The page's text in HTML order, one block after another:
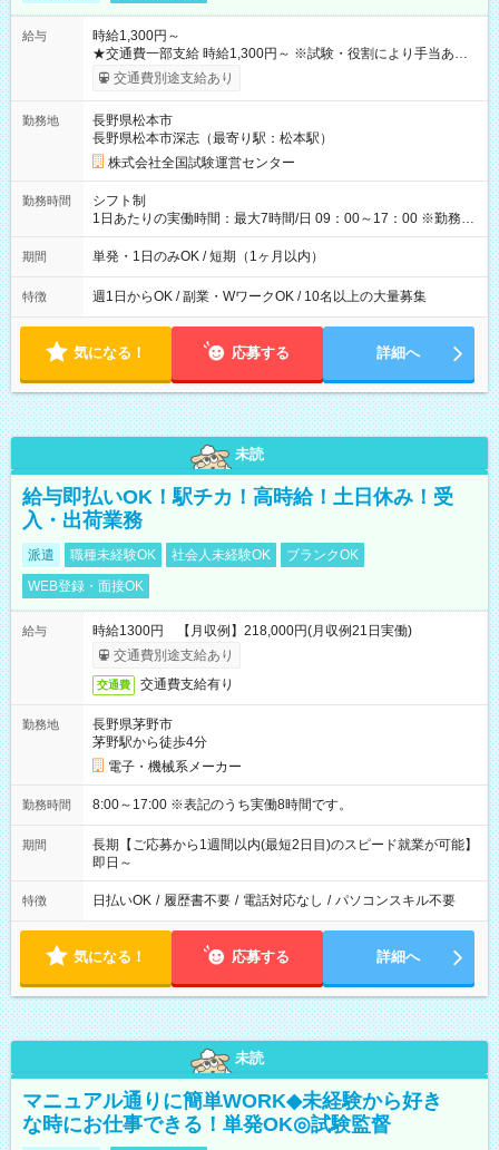
給与
時給1,300円～
★交通費一部支給 時給1,300円～ ※試験・役割により手当あり
※勤務回数により昇給あり 【即給（前払い）オプションあ
り！】 希望される場合、勤務から1週間ほどで給与の一部を受け
例】 ・河合塾模擬試験 8:30～17:30（休憩1時間） 時給1,300円
×8時間＝日収10,400円＋交通費 ※当日の役割により時給＋100
円の場合あり ・国家試験 7:00～13:30（休憩なし） 時給1,300
円（役割手当＋100円）×6時間＝日収8,400円＋交通費 【試用期
間】試用期間なし
交通費別途支給あり
勤務地
長野県松本市
長野県松本市深志（最寄り駅：松本駅）
株式会社全国試験運営センター
勤務時間
シフト制
1日あたりの実働時間：最大7時間/日 09：00～17：00 ※勤務時
間は 試験により異なります。
期間 単発・1日のみOK / 短期（1ヶ月以内）
特徴 週1日からOK / 副業・WワークOK / 10名以上の大量募集
気になる！ 応募する 詳細へ
未読
給与即払いOK！駅チカ！高時給！土日休み！受
入・出荷業務
派遣 職種未経験OK 社会人未経験OK
ブランクOK
WEB登録・面接OK
給与
時給1300円 【月収例】218,000円(月収例21日実働)
交通費別途支給あり
交通費 交通費支給有り
勤務地
長野県茅野市
茅野駅から徒歩4分
電子・機械系メーカー
勤務時間 8:00～17:00 ※表記のうち実働8時間です。
期間
長期【ご応募から1週間以内(最短2日目)のスピード就業が可能】
即日～
特徴 日払いOK / 履歴書不要 / 電話対応なし / パソコンスキル不要
気になる！ 応募する 詳細へ
未読
マニュアル通りに簡単WORK◆未経験から好き
な時にお仕事できる！単発OK◎試験監督